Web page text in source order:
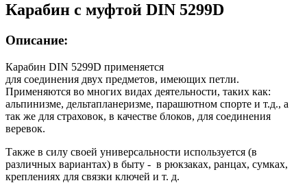
Карабин с муфтой DIN 5299D
Описание:
Карабин DIN 5299D применяется
для соединения двух предметов, имеющих петли.
Применяются во многих видах деятельности, таких как:
альпинизме, дельтапланеризме, парашютном спорте и т.д., а
так же для страховок, в качестве блоков, для соединения
веревок.
Также в силу своей универсальности используется (в
различных вариантах) в быту - в рюкзаках, ранцах, сумках,
креплениях для связки ключей и т. д.